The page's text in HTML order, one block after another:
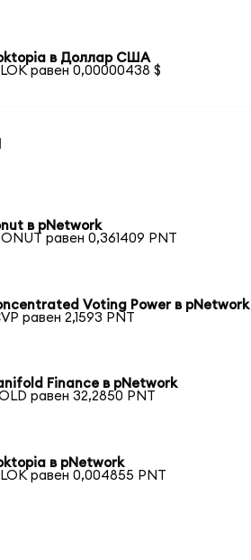
в Доллар США
равен 0,00000438 $
в pNetwork
равен 0,361409 PNT
Voting Power в pNetwork
равен 2,1593 PNT
Finance в pNetwork
равен 32,2850 PNT
в pNetwork
равен 0,004855 PNT